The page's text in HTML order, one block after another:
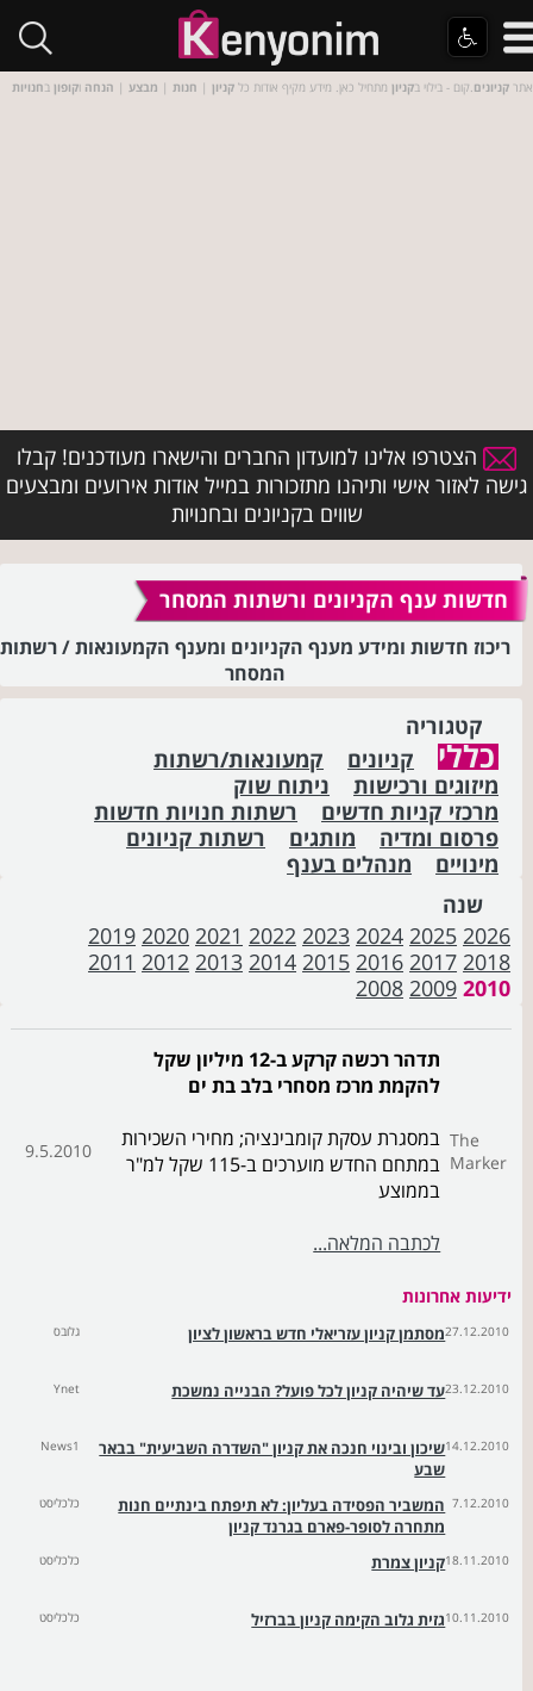
אתר קניונים.קום - בילוי בקניון מתחיל כאן. מידע מקיף אודות כל קניון | חנות | מבצע | הנחה וקופון בחנויות
הצטרפו אלינו למועדון החברים והישארו מעודכנים! קבלו
גישה לאזור אישי ותיהנו מתזכורות במייל אודות אירועים ומבצעים
שווים בקניונים ובחנויות
חדשות ענף הקניונים ורשתות המסחר
ריכוז חדשות ומידע מענף הקניונים ומענף הקמעונאות / רשתות
המסחר
קטגוריה
כללי קניונים
קמעונאות/רשתות
מיזוגים ורכישות
ניתוח שוק
מרכזי קניות חדשים
רשתות חנויות חדשות
פרסום ומדיה
מותגים
רשתות קניונים
מינויים
מנהלים בענף
שנה
2026
2025
2024
2023
2022
2021
2020
2019
2018
2017
2016
2015
2014
2013
2012
2011
2010
2009
2008
The
Marker
תדהר רכשה קרקע ב-12 מיליון שקל
להקמת מרכז מסחרי בלב בת ים
במסגרת עסקת קומבינציה; מחירי השכירות
במתחם החדש מוערכים ב-115 שקל למ"ר
בממוצע
לכתבה המלאה...
9.5.2010
ידיעות אחרונות
27.12.2010מסתמן קניון עזריאלי חדש בראשון לציון גלובס
23.12.2010עד שיהיה קניון לכל פועל? הבנייה נמשכת Ynet
14.12.2010שיכון ובינוי חנכה את קניון "השדרה השביעית" בבאר
שבע
News1
7.12.2010 המשביר הפסידה בעליון: לא תיפתח בינתיים חנות
מתחרה לסופר-פארם בגרנד קניון
כלכליסט
18.11.2010קניון צמרת כלכליסט
10.11.2010גזית גלוב הקימה קניון בברזיל כלכליסט